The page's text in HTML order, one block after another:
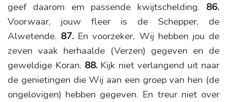
geef daarom em passende kwijtschelding. 86.
Voorwaar, jouw fleer is de Schepper, de
Alwetende. 87. En voorzeker, Wij hebben jou de
zeven vaak herhaalde (Verzen) gegeven en de
geweldige Koran. 88. Kijk niet verlangend uit naar
de genietingen die Wij aan een groep van hen (de
ongelovigen) hebben gegeven. En treur niet over